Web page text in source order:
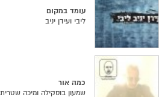
עומד במקום
ליבי ועידן יניב
כמה אור
שמעון בוסקילה ומיכה שטרית